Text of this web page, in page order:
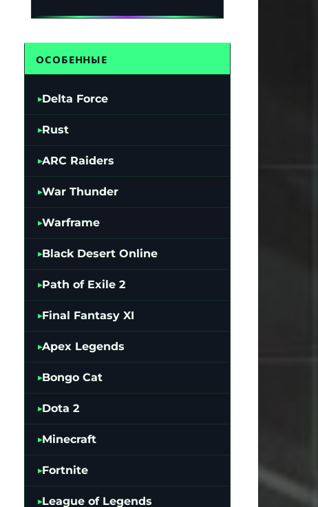
ОСОБЕННЫЕ
Delta Force
Rust
ARC Raiders
War Thunder
Warframe
Black Desert Online
Path of Exile 2
Final Fantasy XI
Apex Legends
Bongo Cat
Dota 2
Minecraft
Fortnite
League of Legends